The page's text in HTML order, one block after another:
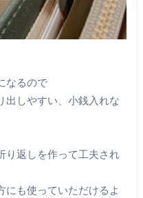
なるので
出しやすい、小銭入れな
り返しを作って工夫され
にも使っていただけるよ